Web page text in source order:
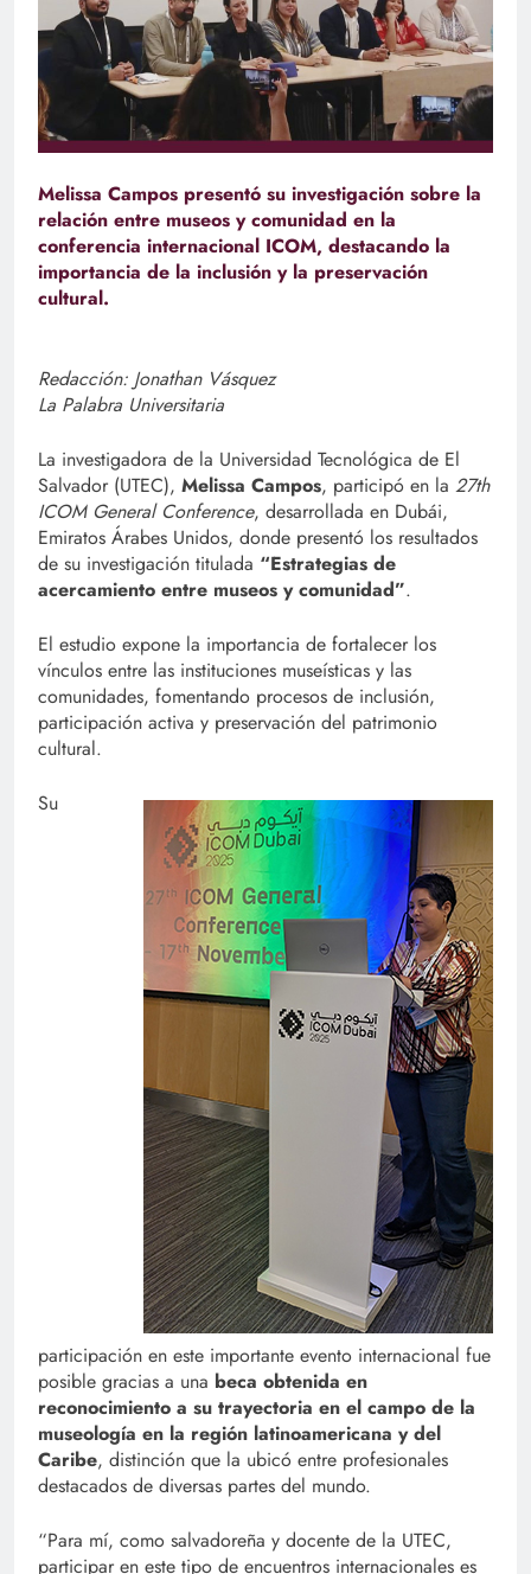
Melissa Campos presentó su investigación sobre la
relación entre museos y comunidad en la
conferencia internacional ICOM, destacando la
importancia de la inclusión y la preservación
cultural.
Redacción: Jonathan Vásquez
La Palabra Universitaria
La investigadora de la Universidad Tecnológica de El
Salvador (UTEC), Melissa Campos, participó en la 27th
ICOM General Conference, desarrollada en Dubái,
Emiratos Árabes Unidos, donde presentó los resultados
de su investigación titulada “Estrategias de
acercamiento entre museos y comunidad”.
El estudio expone la importancia de fortalecer los
vínculos entre las instituciones museísticas y las
comunidades, fomentando procesos de inclusión,
participación activa y preservación del patrimonio
cultural.
Su
participación en este importante evento internacional fue
posible gracias a una beca obtenida en
reconocimiento a su trayectoria en el campo de la
museología en la región latinoamericana y del
Caribe, distinción que la ubicó entre profesionales
destacados de diversas partes del mundo.
“Para mí, como salvadoreña y docente de la UTEC,
participar en este tipo de encuentros internacionales es